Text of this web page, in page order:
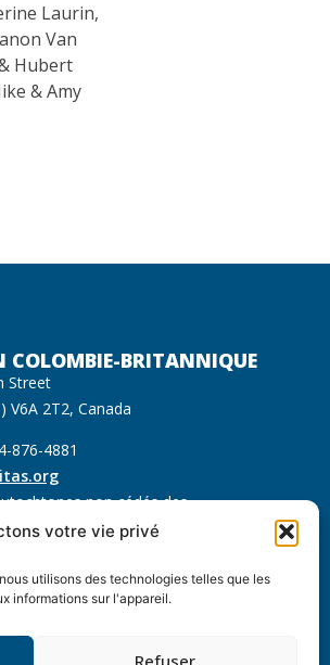
votre vie privé
utilisons des technologies telles que les
informations sur l'appareil.
Refuser
Laurin,
Van
Hubert
& Amy
COLOMBIE-BRITANNIQUE
Street
V6A 2T2, Canada
876-4881
non cédés des
səl̓ilwətaɁɬ (Tsleil Waututh) et